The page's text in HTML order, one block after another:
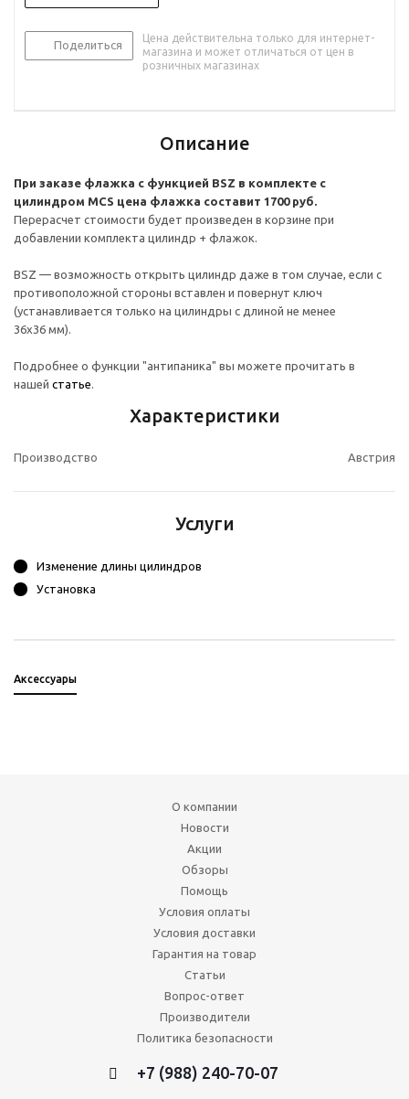
Поделиться
Цена действительна только для интернет-
магазина и может отличаться от цен в
розничных магазинах
Описание
При заказе флажка с функцией BSZ в комплекте с
цилиндром MCS цена флажка составит 1700 руб.
Перерасчет стоимости будет произведен в корзине при
добавлении комплекта цилиндр + флажок.
BSZ — возможность открыть цилиндр даже в том случае, если с
противоположной стороны вставлен и повернут ключ
(устанавливается только на цилиндры с длиной не менее
36х36 мм).
Подробнее о функции "антипаника" вы можете прочитать в
нашей статье.
Характеристики
Производство Австрия
Услуги
Изменение длины цилиндров
Установка
Аксессуары
О компании
Новости
Акции
Обзоры
Помощь
Условия оплаты
Условия доставки
Гарантия на товар
Статьи
Вопрос-ответ
Производители
Политика безопасности
+7 (988) 240-70-07